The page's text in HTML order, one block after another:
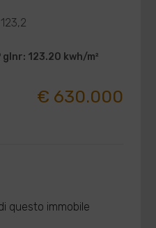
glnr: 123.20 kwh/m²
€ 630.000
questo immobile